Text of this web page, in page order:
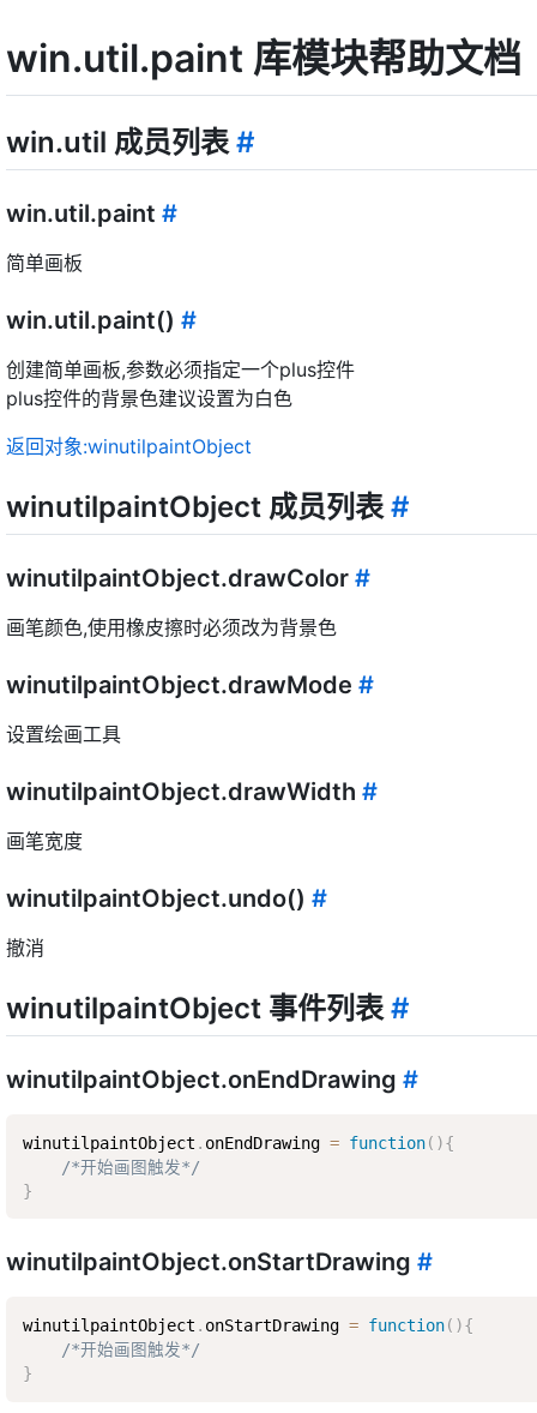
win.util.paint 库模块帮助文档
win.util 成员列表 #
win.util.paint #
简单画板
win.util.paint() #
创建简单画板,参数必须指定一个plus控件
plus控件的背景色建议设置为白色
返回对象:winutilpaintObject
winutilpaintObject 成员列表 #
winutilpaintObject.drawColor #
画笔颜色,使用橡皮擦时必须改为背景色
winutilpaintObject.drawMode #
设置绘画工具
winutilpaintObject.drawWidth #
画笔宽度
winutilpaintObject.undo() #
撤消
winutilpaintObject 事件列表#
winutilpaintObject.onEndDrawing #
winutilpaintObject . onEndDrawing = function( ){
/*开始画图触发*/
}
winutilpaintObject.onStartDrawing #
winutilpaintObject . onStartDrawing = function( ){
/*开始画图触发*/
}